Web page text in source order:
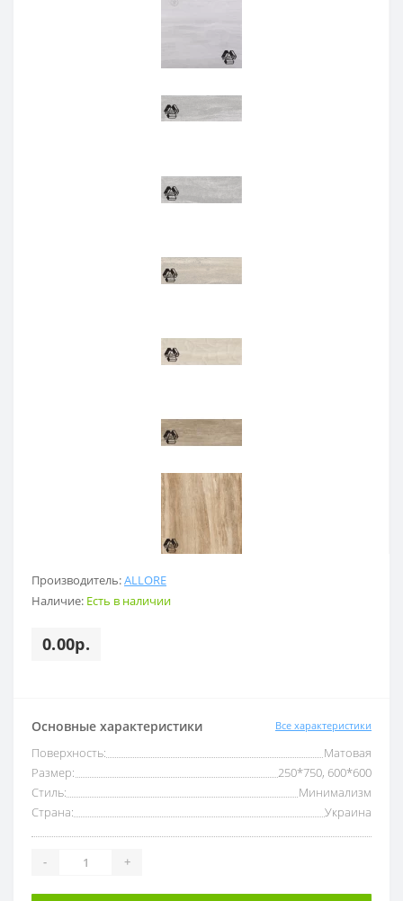
Производитель:ALLORE
Наличие: Есть в наличии
0.00р.
Основные характеристики Все характеристики
Поверхность:
Матовая
Размер:
250*750, 600*600
Стиль:
Минимализм
Страна:
Украина
- +